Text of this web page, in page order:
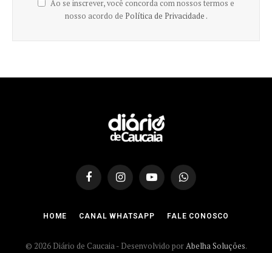
Ao se inscrever, você concorda com nossos termos e
nosso acordo de Política de Privacidade .
FacebookInstagramYouTubeWhatsApp
HOME CANAL WHATSAPP FALE CONOSCO
© 2026 Diário de Caucaia - Desenvolvido porAbelha Soluções.